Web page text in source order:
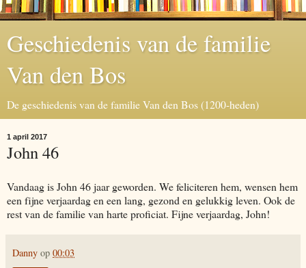
Geschiedenis van de familie
Van den Bos
De geschiedenis van de familie Van den Bos (1200-heden)
1 april 2017
John 46
Vandaag is John 46 jaar geworden. We feliciteren hem, wensen hem
een fijne verjaardag en een lang, gezond en gelukkig leven. Ook de
rest van de familie van harte proficiat. Fijne verjaardag, John!
Danny op 00:03